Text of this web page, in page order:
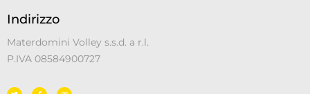
Indirizzo
Materdomini Volley s.s.d. a r.l.
P.IVA 08584900727